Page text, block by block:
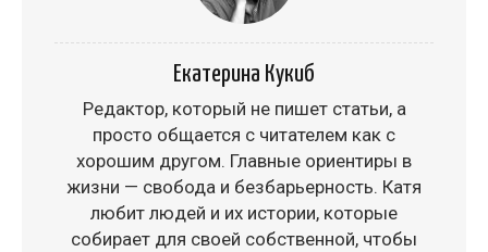
Екатерина Кукиб
Редактор, который не пишет статьи, а
просто общается с читателем как с
хорошим другом. Главные ориентиры в
жизни — свобода и безбарьерность. Катя
любит людей и их истории, которые
собирает для своей собственной, чтобы